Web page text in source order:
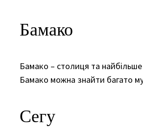
Бамако
Бамако – столиця та
Бамако можна знайти багато
Сегу